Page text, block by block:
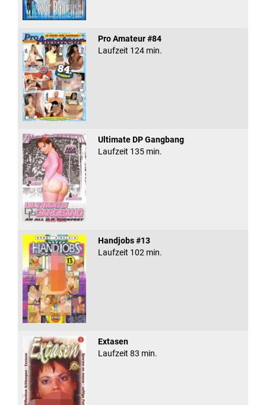
Pro Amateur #84
Laufzeit 124 min.
Ultimate DP Gangbang
Laufzeit 135 min.
Handjobs #13
Laufzeit 102 min.
Extasen
Laufzeit 83 min.